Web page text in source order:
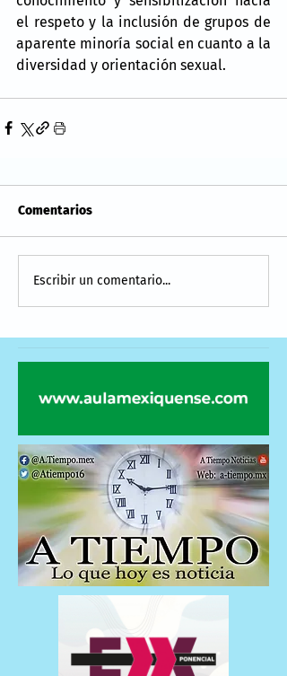
el respeto y la inclusión de grupos de
aparente minoría social en cuanto a la
diversidad y orientación sexual.
Comentarios
Escribir un comentario...